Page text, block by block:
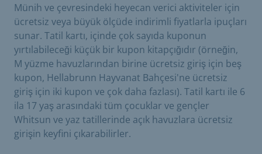
Münih ve çevresindeki heyecan verici aktiviteler için
ücretsiz veya büyük ölçüde indirimli fiyatlarla ipuçları
sunar. Tatil kartı, içinde çok sayıda kuponun
yırtılabileceği küçük bir kupon kitapçığıdır (örneğin,
M yüzme havuzlarından birine ücretsiz giriş için beş
kupon, Hellabrunn Hayvanat Bahçesi'ne ücretsiz
giriş için iki kupon ve çok daha fazlası). Tatil kartı ile 6
ila 17 yaş arasındaki tüm çocuklar ve gençler
Whitsun ve yaz tatillerinde açık havuzlara ücretsiz
girişin keyfini çıkarabilirler.